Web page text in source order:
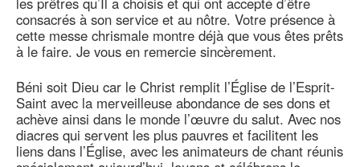
consacrés à son service et au nôtre. Votre présence à
cette messe chrismale montre déjà que vous êtes prêts
à le faire. Je vous en remercie sincèrement.
Béni soit Dieu car le Christ remplit l’Église de l’Esprit-
Saint avec la merveilleuse abondance de ses dons et
achève ainsi dans le monde l’œuvre du salut. Avec nos
diacres qui servent les plus pauvres et facilitent les
liens dans l’Église, avec les animateurs de chant réunis